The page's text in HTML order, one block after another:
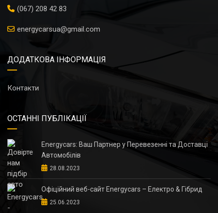
(067) 208 42 83
energycarsua@gmail.com
ДОДАТКОВА ІНФОРМАЦІЯ
Контакти
ОСТАННІ ПУБЛІКАЦІЇ
Energycars: Ваш Партнер у Перевезенні та Доставці
Автомобілів
28.08.2023
Офіційний веб-сайт Energycars – Електро & Гібрид
25.06.2023